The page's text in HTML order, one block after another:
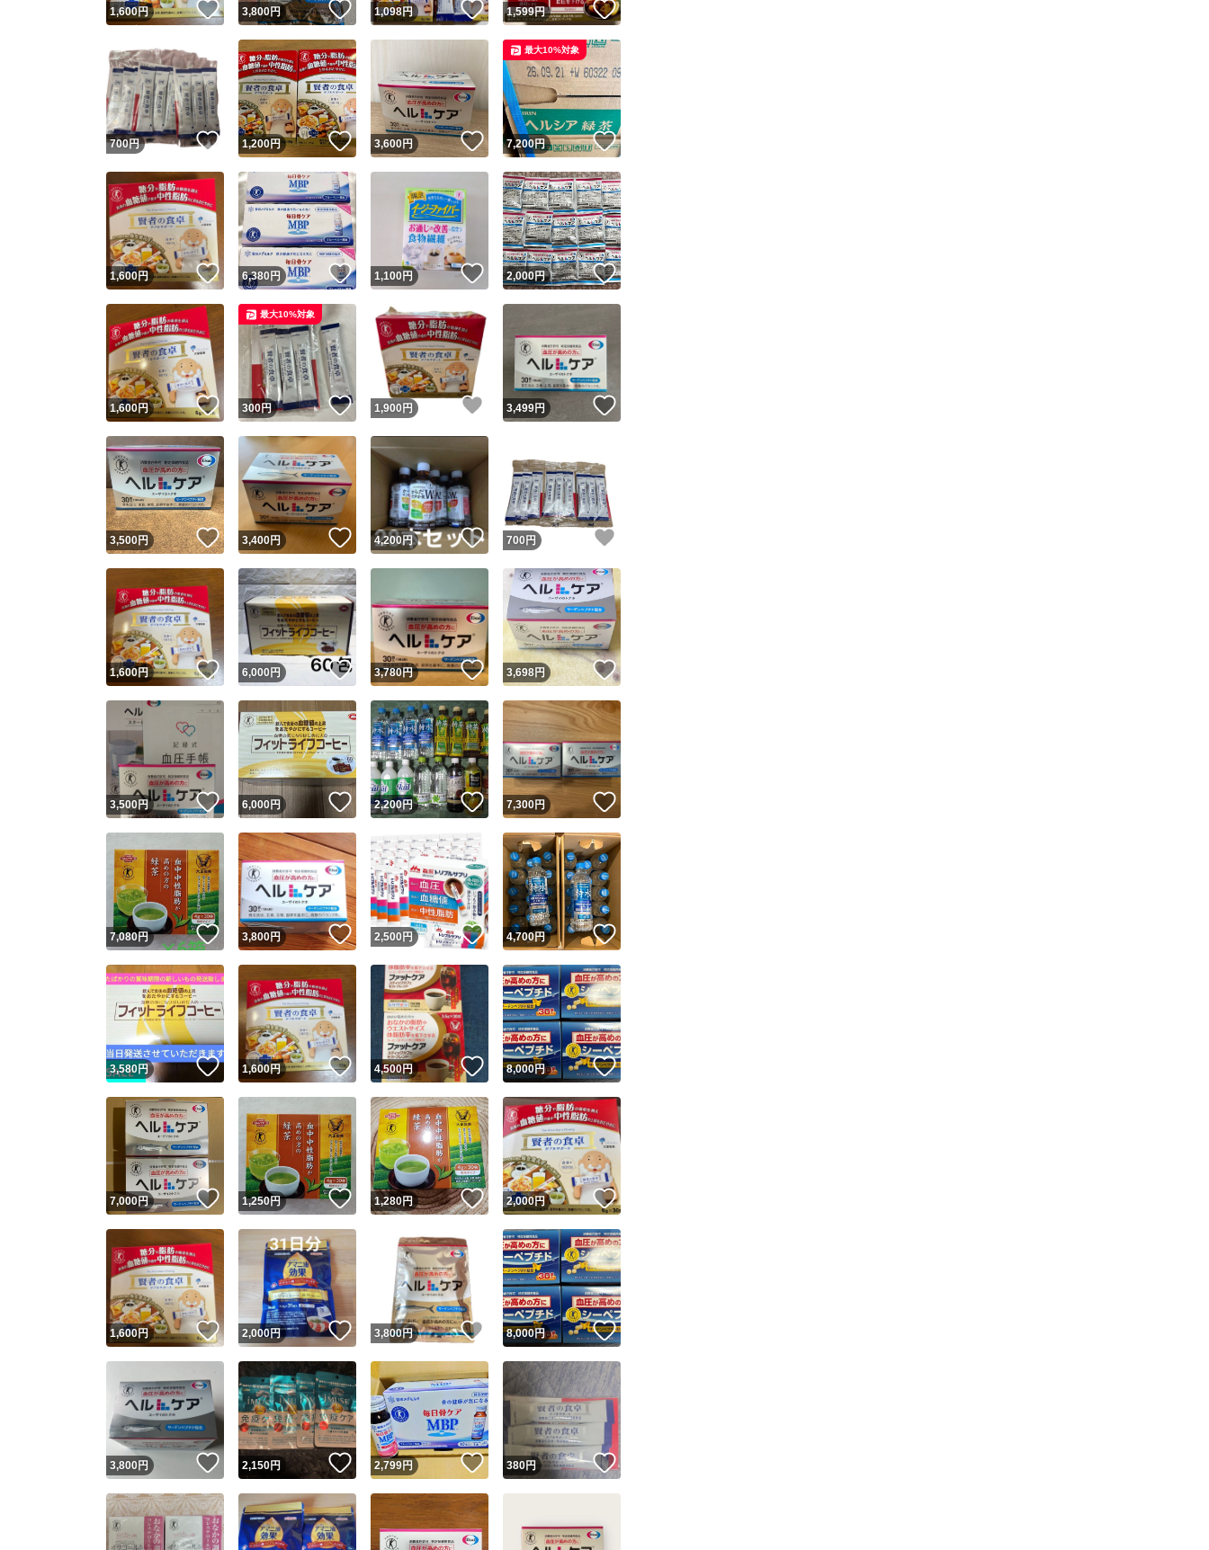
ユーザーの実績について
Yahoo!フリマが定めた一定の基準を満たしたユーザーにバッジを付与しています
安心取引出品者
安心取引出品者 Yahoo!フリマの基準をクリアした安心・安全なユーザーです
取引実績
取引実績◯+
他フリマ実績◯+ このユーザーは他フリマサービスでの取引実績があります
スピード&安心発送
※このバッジは実績に基づく表示であり、発送を保証しているものではありません
スピード＆安心発送
このユーザーは高頻度で24時間以内＆設定した発送日数内に発送してい
ます
スピード発送 このユーザーは高頻度で24時間以内に発送しています
安心発送 このユーザーは設定した発送日数内に発送しています
この商品の情報をコピーします
商品画像の無断転載は禁止されています
コピーは1商品につき1回
出品ページへ
1,600円 いいね！
3,800円 いいね！
1,098円 いいね！
1,599円 いいね！
700円 いいね！
1,200円 いいね！
3,600円 いいね！
7,200円 いいね！
最大10%対象
1,600円 いいね！
6,380 円 いいね！
1,100円 いいね！
2,000円 いいね！
1,600円 いいね！
300円 いいね！
最大10%対象
1,900 円 いいね！
3,499円
3,500円 いいね！
3,400円 いいね！
4,200円 いいね！
700 円
1,600円 いいね！
6,000 円 いいね！
3,780円 いいね！
3,698円 いいね！
3,500円 いいね！
6,000円 いいね！
2,200円 いいね！
7,300円
7,080円 いいね！
3,800円 いいね！
2,500 円 いいね！
4,700円
3,580円 いいね！
1,600円 いいね！
4,500円 いいね！
8,000円 いいね！
7,000円 いいね！
1,250円 いいね！
1,280円 いいね！
2,000円 いいね！
1,600円 いいね！
2,000円 いいね！
3,800円 いいね！
8,000円 いいね！
3,800円 いいね！
2,150円 いいね！
2,799円 いいね！
380円 いいね！